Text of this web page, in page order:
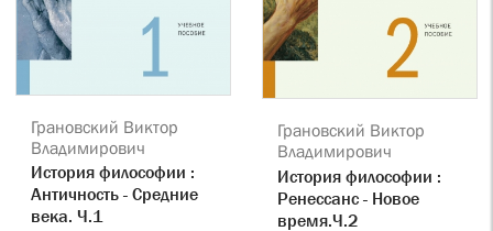
Грановский Виктор
Владимирович
История философии :
Античность - Средние
века. Ч.1
Грановский Виктор
Владимирович
История философии :
Ренессанс - Новое
время.Ч.2